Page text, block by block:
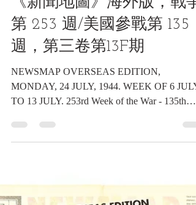
2024年7月24日 讀畢需時 1 分鐘
民國33年7月24日星期一，
第 253 週/美國參戰第 135